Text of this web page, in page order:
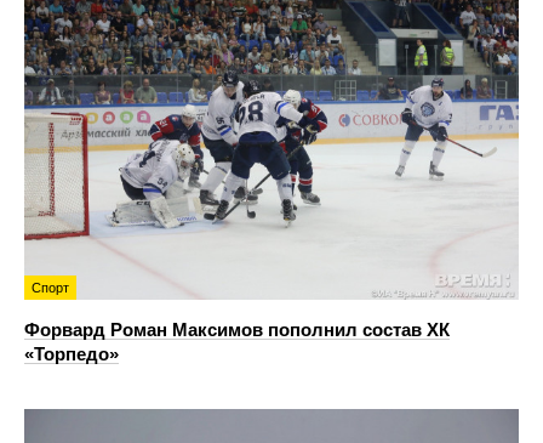
Спорт
Форвард Роман Максимов пополнил состав ХК
«Торпедо»